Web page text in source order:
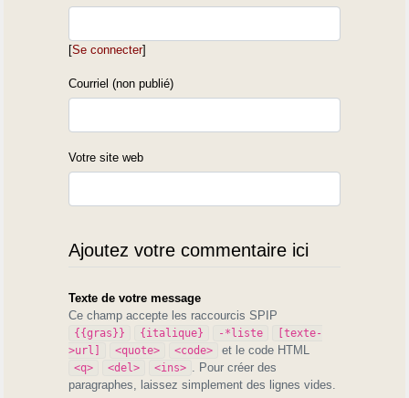
[Se connecter]
Courriel (non publié)
Votre site web
Ajoutez votre commentaire ici
Texte de votre message
Ce champ accepte les raccourcis SPIP
{{gras}} {italique} -*liste
[texte-
>url]
<quote> <code> et le code HTML
<q> <del> <ins>
. Pour créer des
paragraphes, laissez simplement des lignes vides.